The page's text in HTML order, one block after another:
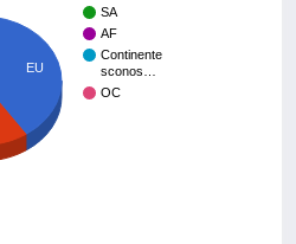
SA
AF
Continente
sconos…
OC
EU